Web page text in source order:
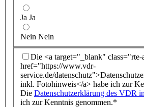
Ja Ja
Nein Nein
Die <a target="_blank"
href="https://www.vdr-
service.de/
inkl. Fotohinweis</a> habe ich zur
Die Datenschutzerklärung des VDR
ich zur Kenntnis genommen.*